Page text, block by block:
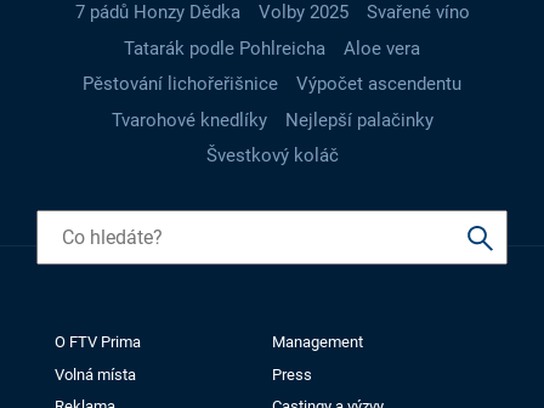
7 pádů Honzy Dědka
Volby 2025
Svařené víno
Tatarák podle Pohlreicha
Aloe vera
Pěstování lichořeřišnice
Výpočet ascendentu
Tvarohové knedlíky
Nejlepší palačinky
Švestkový koláč
O FTV Prima
Management
Volná místa
Press